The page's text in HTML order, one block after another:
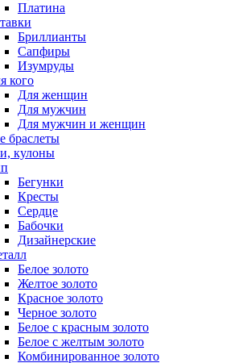
Платина
Бриллианты
Сапфиры
Изумруды
кого
Для женщин
Для мужчин
Для мужчин и женщин
браслеты
кулоны
Бегунки
Кресты
Сердце
Бабочки
Дизайнерские
Белое золото
Желтое золото
Красное золото
Черное золото
Белое с красным золото
Белое с желтым золото
Комбинированное золото